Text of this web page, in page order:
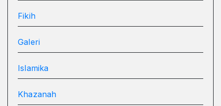
Fikih
Galeri
Islamika
Khazanah